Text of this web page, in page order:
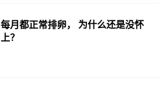
每月都正常排卵， 为什么还是没怀
上？